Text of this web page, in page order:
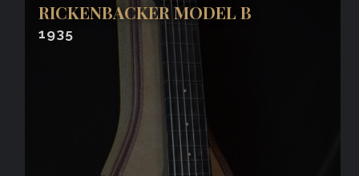
RICKENBACKER MODEL B
1935